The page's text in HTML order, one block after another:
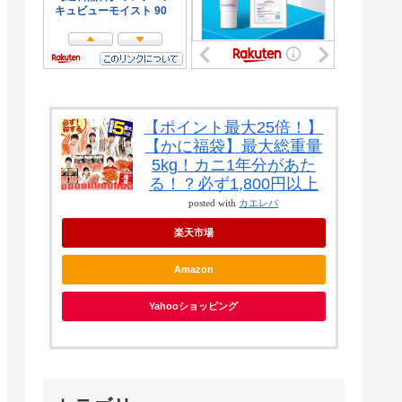
【ポイント最大25倍！】
【かに福袋】最大総重量
5kg！カニ1年分があた
る！？必ず1,800円以上
posted with カエレバ
楽天市場
Amazon
Yahooショッピング